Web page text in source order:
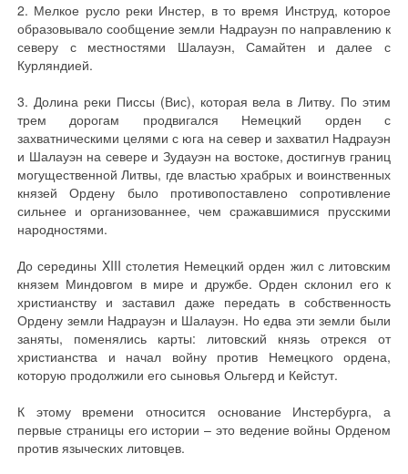
2. Мелкое русло реки Инстер, в то время Инструд, которое
образовывало сообщение земли Надрауэн по направлению к
северу с местностями Шалауэн, Самайтен и далее с
Курляндией.
3. Долина реки Писсы (Вис), которая вела в Литву. По этим
трем дорогам продвигался Немецкий орден с
захватническими целями с юга на север и захватил Надрауэн
и Шалауэн на севере и Зудауэн на востоке, достигнув границ
могущественной Литвы, где властью храбрых и воинственных
князей Ордену было противопоставлено сопротивление
сильнее и организованнее, чем сражавшимися прусскими
народностями.
До середины XIII столетия Немецкий орден жил с литовским
князем Миндовгом в мире и дружбе. Орден склонил его к
христианству и заставил даже передать в собственность
Ордену земли Надрауэн и Шалауэн. Но едва эти земли были
заняты, поменялись карты: литовский князь отрекся от
христианства и начал войну против Немецкого ордена,
которую продолжили его сыновья Ольгерд и Кейстут.
К этому времени относится основание Инстербурга, а
первые страницы его истории – это ведение войны Орденом
против языческих литовцев.